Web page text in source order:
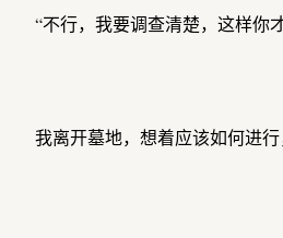
“不行，我要调查清楚，这样你
我离开墓地，想着应该如何进